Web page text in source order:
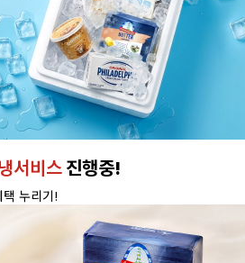
서비스진행중!
누리기!